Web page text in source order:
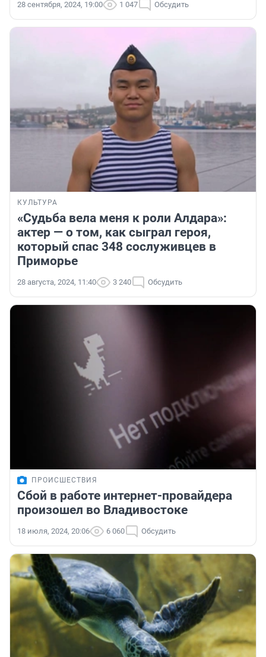
28 сентября, 2024, 19:00 1 047 Обсудить
КУЛЬТУРА
«Судьба вела меня к роли Алдара»:
актер — о том, как сыграл героя,
который спас 348 сослуживцев в
Приморье
28 августа, 2024, 11:40 3 240 Обсудить
ПРОИСШЕСТВИЯ
Сбой в работе интернет-провайдера
произошел во Владивостоке
18 июля, 2024, 20:06 6 060 Обсудить